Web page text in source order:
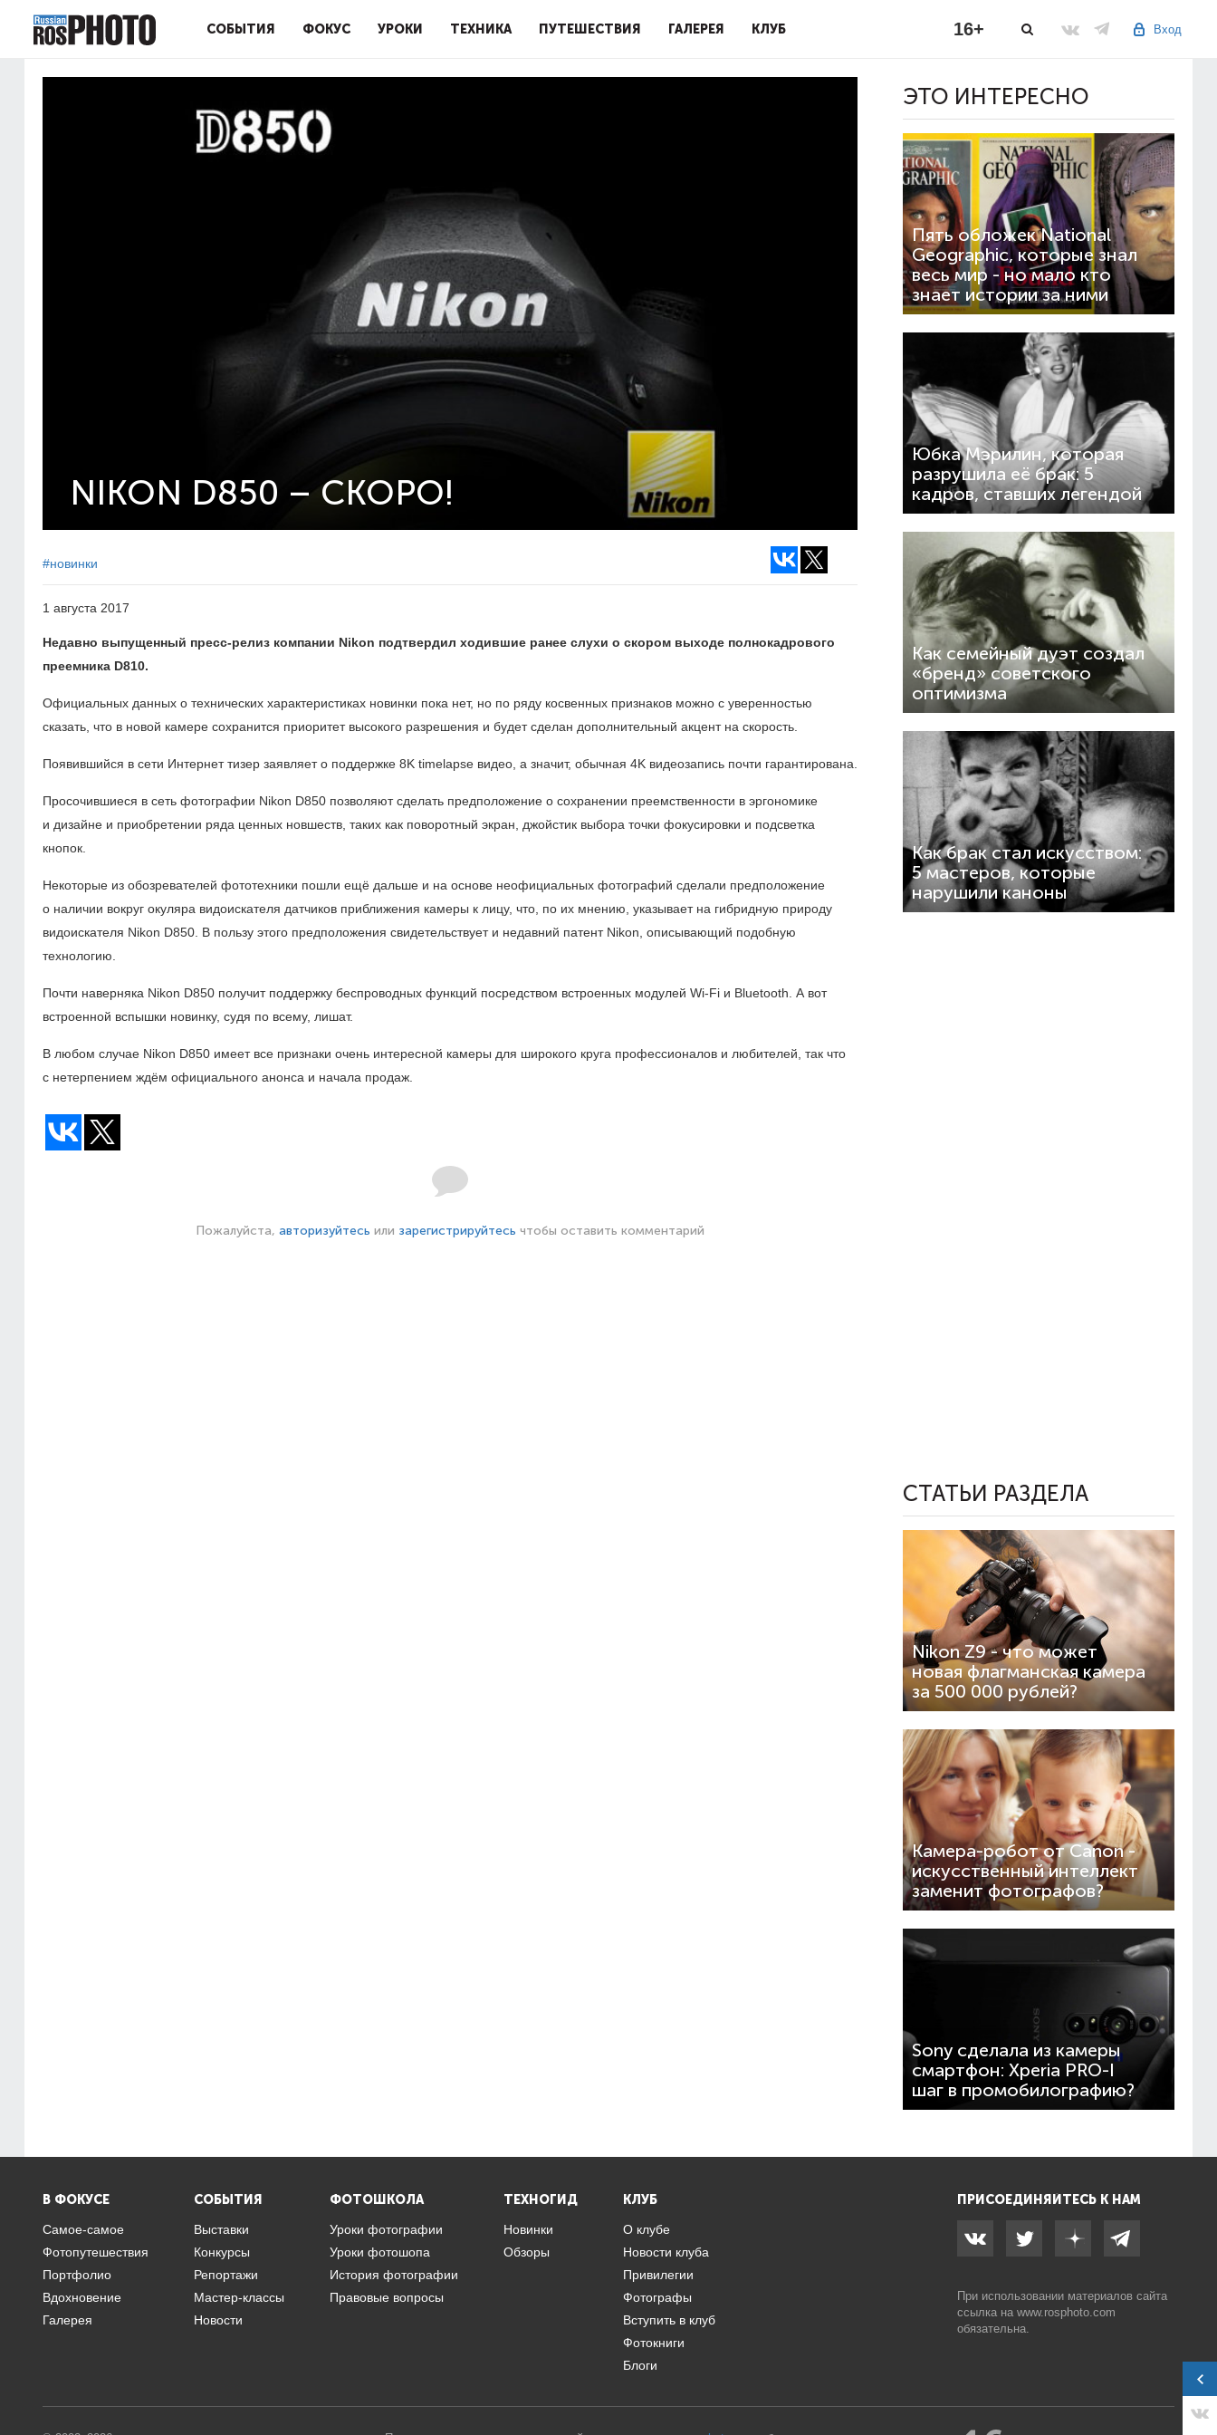
СОБЫТИЯ ФОКУС УРОКИ ТЕХНИКА ПУТЕШЕСТВИЯ ГАЛЕРЕЯ КЛУБ Вход
16+
NIKON D850 – СКОРО!
#новинки
1 августа 2017
Недавно выпущенный пресс-релиз компании Nikon подтвердил ходившие ранее слухи о скором выходе полнокадрового
преемника D810.
Официальных данных о технических характеристиках новинки пока нет, но по ряду косвенных признаков можно с уверенностью
сказать, что в новой камере сохранится приоритет высокого разрешения и будет сделан дополнительный акцент на скорость.
Появившийся в сети Интернет тизер заявляет о поддержке 8K timelapse видео, а значит, обычная 4K видеозапись почти гарантирована.
Просочившиеся в сеть фотографии Nikon D850 позволяют сделать предположение о сохранении преемственности в эргономике
и дизайне и приобретении ряда ценных новшеств, таких как поворотный экран, джойстик выбора точки фокусировки и подсветка
кнопок.
Некоторые из обозревателей фототехники пошли ещё дальше и на основе неофициальных фотографий сделали предположение
о наличии вокруг окуляра видоискателя датчиков приближения камеры к лицу, что, по их мнению, указывает на гибридную природу
видоискателя Nikon D850. В пользу этого предположения свидетельствует и недавний патент Nikon, описывающий подобную
технологию.
Почти наверняка Nikon D850 получит поддержку беспроводных функций посредством встроенных модулей Wi-Fi и Bluetooth. А вот
встроенной вспышки новинку, судя по всему, лишат.
В любом случае Nikon D850 имеет все признаки очень интересной камеры для широкого круга профессионалов и любителей, так что
с нетерпением ждём официального анонса и начала продаж.
Пожалуйста, авторизуйтесь или зарегистрируйтесь чтобы оставить комментарий
ЭТО ИНТЕРЕСНО
Пять обложек National
Geographic, которые знал
весь мир - но мало кто
знает истории за ними
Юбка Мэрилин, которая
разрушила её брак: 5
кадров, ставших легендой
Как семейный дуэт создал
«бренд» советского
оптимизма
Как брак стал искусством:
5 мастеров, которые
нарушили каноны
СТАТЬИ РАЗДЕЛА
Nikon Z9 - что может
новая флагманская камера
за 500 000 рублей?
Камера-робот от Canon -
искусственный интеллект
заменит фотографов?
Sony сделала из камеры
смартфон: Xperia PRO-I
шаг в промобилографию?
В ФОКУСЕ
Самое-самое
Фотопутешествия
Портфолио
Вдохновение
Галерея
СОБЫТИЯ
Выставки
Конкурсы
Репортажи
Мастер-классы
Новости
ФОТОШКОЛА
Уроки фотографии
Уроки фотошопа
История фотографии
Правовые вопросы
ТЕХНОГИД
Новинки
Обзоры
КЛУБ
О клубе
Новости клуба
Привилегии
Фотографы
Вступить в клуб
Фотокниги
Блоги
ПРИСОЕДИНЯЙТЕСЬ К НАМ
При использовании материалов сайта
ссылка на www.rosphoto.com
обязательна.